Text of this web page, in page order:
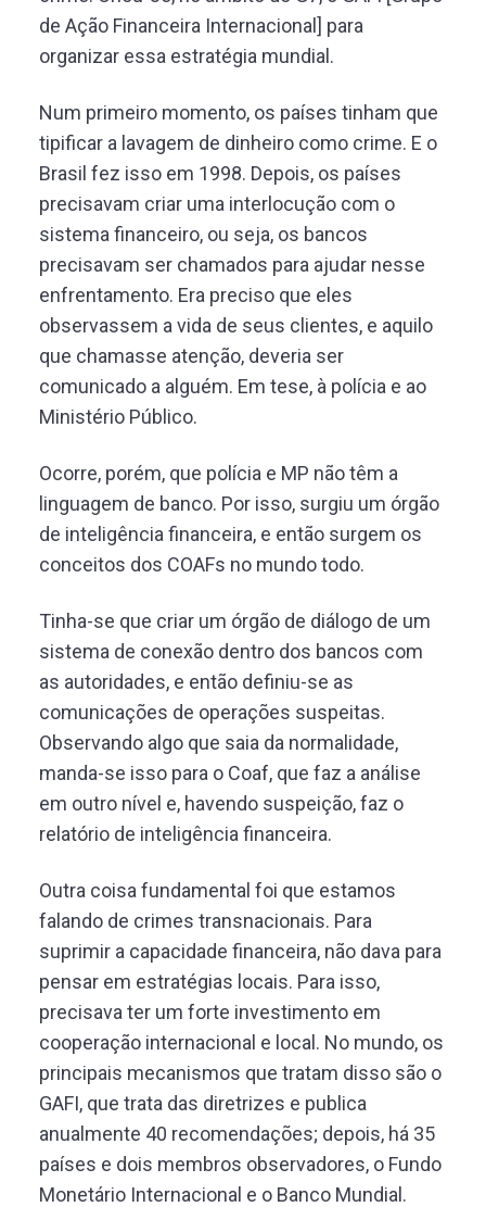
de Ação Financeira Internacional] para
organizar essa estratégia mundial.
Num primeiro momento, os países tinham que
tipificar a lavagem de dinheiro como crime. E o
Brasil fez isso em 1998. Depois, os países
precisavam criar uma interlocução com o
sistema financeiro, ou seja, os bancos
precisavam ser chamados para ajudar nesse
enfrentamento. Era preciso que eles
observassem a vida de seus clientes, e aquilo
que chamasse atenção, deveria ser
comunicado a alguém. Em tese, à polícia e ao
Ministério Público.
Ocorre, porém, que polícia e MP não têm a
linguagem de banco. Por isso, surgiu um órgão
de inteligência financeira, e então surgem os
conceitos dos COAFs no mundo todo.
Tinha-se que criar um órgão de diálogo de um
sistema de conexão dentro dos bancos com
as autoridades, e então definiu-se as
comunicações de operações suspeitas.
Observando algo que saia da normalidade,
manda-se isso para o Coaf, que faz a análise
em outro nível e, havendo suspeição, faz o
relatório de inteligência financeira.
Outra coisa fundamental foi que estamos
falando de crimes transnacionais. Para
suprimir a capacidade financeira, não dava para
pensar em estratégias locais. Para isso,
precisava ter um forte investimento em
cooperação internacional e local. No mundo, os
principais mecanismos que tratam disso são o
GAFI, que trata das diretrizes e publica
anualmente 40 recomendações; depois, há 35
países e dois membros observadores, o Fundo
Monetário Internacional e o Banco Mundial.